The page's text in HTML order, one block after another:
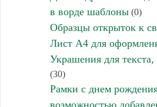
в ворде шаблоны(0)
Образцы открыток к
Лист А4 для
Украшения для
(30)
Рамки с днем
возможностью